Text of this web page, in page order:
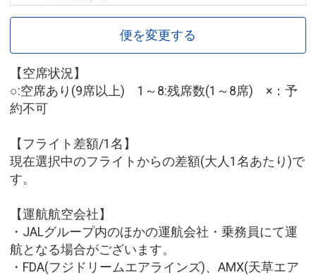
便を変更する
【空席状況】
○:空席あり(9席以上) 1～8:残席数(1～8席) ×：予
約不可
【フライト差額/1名】
現在選択中のフライトからの差額(大人1名あたり)で
す。
【運航航空会社】
・JALグループ内のほかの運航会社・乗務員にて運
航となる場合がございます。
・FDA(フジドリームエアラインズ)、AMX(天草エア